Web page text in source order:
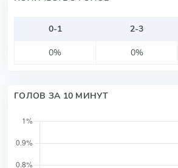
0-1 2-3
0%
0%
ГОЛОВ ЗА 10 МИНУТ